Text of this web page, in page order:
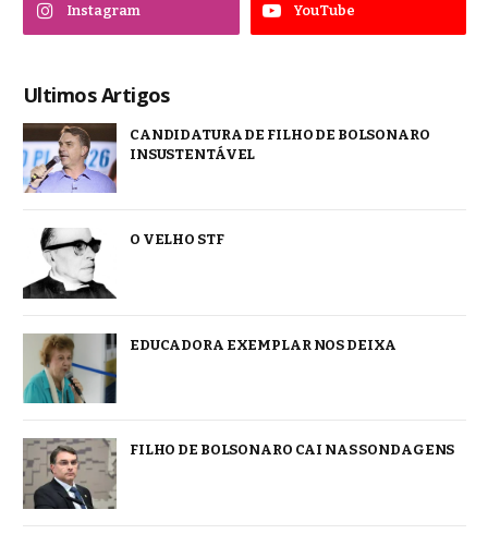
Instagram YouTube
Ultimos Artigos
CANDIDATURA DE FILHO DE BOLSONARO
INSUSTENTÁVEL
O VELHO STF
EDUCADORA EXEMPLAR NOS DEIXA
FILHO DE BOLSONARO CAI NAS SONDAGENS